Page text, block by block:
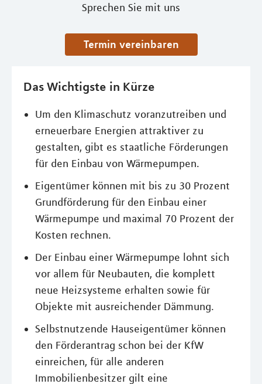
Sprechen Sie mit uns
Termin vereinbaren
Das Wichtigste in Kürze
Um den Klimaschutz voranzutreiben und
erneuerbare Energien attraktiver zu
gestalten, gibt es staatliche Förderungen
für den Einbau von Wärmepumpen.
Eigentümer können mit bis zu 30 Prozent
Grundförderung für den Einbau einer
Wärmepumpe und maximal 70 Prozent der
Kosten rechnen.
Der Einbau einer Wärmepumpe lohnt sich
vor allem für Neubauten, die komplett
neue Heizsysteme erhalten sowie für
Objekte mit ausreichender Dämmung.
Selbstnutzende Hauseigentümer können
den Förderantrag schon bei der KfW
einreichen, für alle anderen
Immobilienbesitzer gilt eine